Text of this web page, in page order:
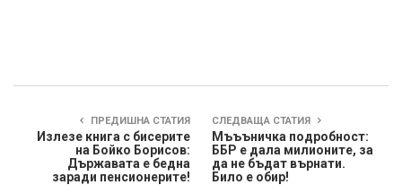
ПРЕДИШНА СТАТИЯ
Излезе книга с бисерите
на Бойко Борисов:
Държавата е бедна
заради пенсионерите!
СЛЕДВАЩА СТАТИЯ
Мъъъничка подробност:
ББР е дала милионите, за
да не бъдат върнати.
Било е обир!